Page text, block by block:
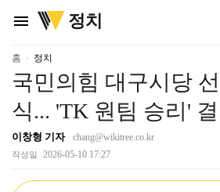
menu
위
키
정치
홈 정치
국민의힘 대구시당
식... 'TK 원팀 승리'
이창형 기자 chang@wikitree.co.kr
작성일 2026-05-10 17:27